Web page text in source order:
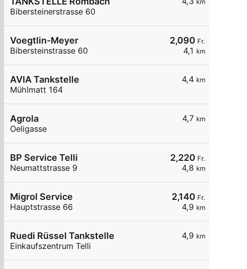
Bibersteinerstrasse 60
2,090 Fr.
4,1 km
Voegtlin-Meyer
Bibersteinstrasse 60
4,4 km
AVIA Tankstelle
Mühlmatt 164
4,7 km
Agrola
Oeligasse
2,220 Fr.
4,8 km
BP Service Telli
Neumattstrasse 9
2,140 Fr.
4,9 km
Migrol Service
Hauptstrasse 66
4,9 km
Ruedi Rüssel Tankstelle
Einkaufszentrum Telli